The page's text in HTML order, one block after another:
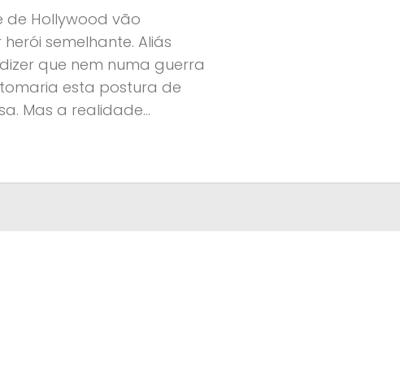
de Hollywood vão
semelhante. Aliás
que nem numa guerra
esta postura de
Mas a realidade...